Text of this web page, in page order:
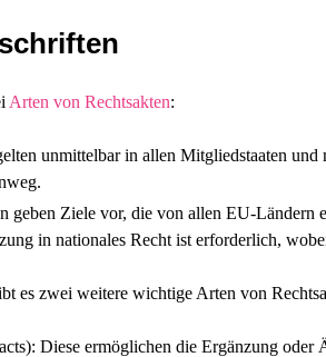
Arten von Rechtsakten:
unmittelbar in allen Mitgliedstaaten
geben Ziele vor, die von allen EU-Ländern
in nationales Recht ist erforderlich,
es zwei weitere wichtige Arten von
: Diese ermöglichen die Ergänzung oder